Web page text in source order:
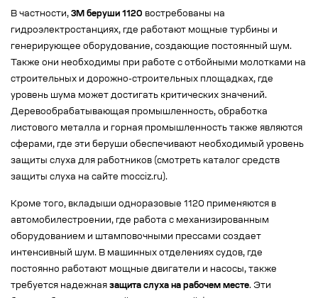
В частности, 3M беруши 1120 востребованы на
гидроэлектростанциях, где работают мощные турбины и
генерирующее оборудование, создающие постоянный шум.
Также они необходимы при работе с отбойными молотками на
строительных и дорожно-строительных площадках, где
уровень шума может достигать критических значений.
Деревообрабатывающая промышленность, обработка
листового металла и горная промышленность также являются
сферами, где эти беруши обеспечивают необходимый уровень
защиты слуха для работников (смотреть каталог средств
защиты слуха на сайте mocciz.ru).
Кроме того, вкладыши одноразовые 1120 применяются в
автомобилестроении, где работа с механизированным
оборудованием и штамповочными прессами создает
интенсивный шум. В машинных отделениях судов, где
постоянно работают мощные двигатели и насосы, также
требуется надежная защита слуха на рабочем месте. Эти